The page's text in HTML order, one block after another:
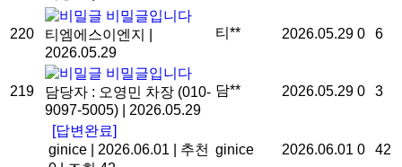
220
비밀글입니다
티엠에스이엔지
2026.05.29
티** 2026.05.29 0 6
219
비밀글입니다
담당자 : 오영민 차장 (010-
9097-5005)
2026.05.29
담** 2026.05.29 0 3
[답변완료]
ginice
2026.06.01
추천 ginice 2026.06.01 0 42